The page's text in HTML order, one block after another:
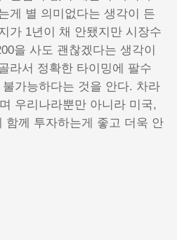
게 별 의미없다는 생각이 든
가 1년이 채 안됐지만 시장수
을 사도 괜찮겠다는 생각이
라서 정확한 타이밍에 팔수
가능하다는 것을 안다. 차라
우리나라뿐만 아니라 미국,
함께 투자하는게 좋고 더욱 안